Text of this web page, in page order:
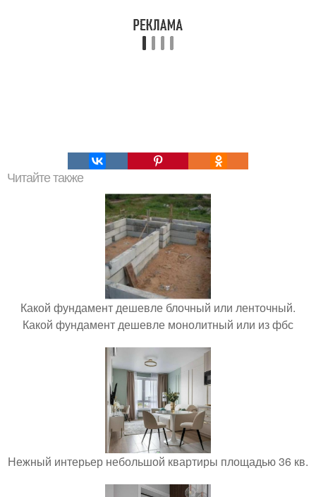
Читайте также
Какой фундамент дешевле блочный или ленточный.
Какой фундамент дешевле монолитный или из фбс
Нежный интерьер небольшой квартиры площадью 36 кв.